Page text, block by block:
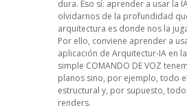
dura. Eso sí: aprender a usar la
olvidarnos de la profundidad
arquitectura es donde nos la
Por ello, conviene aprender a
aplicación de Arquitectur-IA en
simple COMANDO DE VOZ
planos sino, por ejemplo, todo
estructural y, por supuesto,
renders.